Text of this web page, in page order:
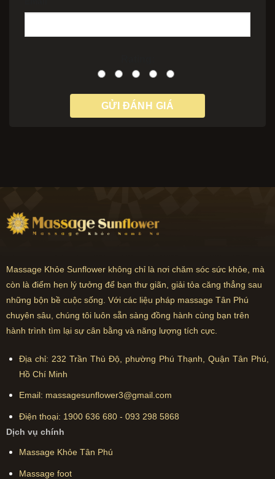
Massage Khỏe Sunflower không chỉ là nơi chăm sóc sức khỏe, mà
còn là điểm hẹn lý tưởng để bạn thư giãn, giải tỏa căng thẳng sau
những bộn bề cuộc sống. Với các liệu pháp massage Tân Phú
chuyên sâu, chúng tôi luôn sẵn sàng đồng hành cùng bạn trên
hành trình tìm lại sự cân bằng và năng lượng tích cực.
Địa chỉ: 232 Trần Thủ Độ, phường Phú Thạnh, Quận Tân Phú,
Hồ Chí Minh
Email: massagesunflower3@gmail.com
Điện thoại: 1900 636 680- 093 298 5868
Dịch vụ chính
Massage Khỏe Tân Phú
Massage foot